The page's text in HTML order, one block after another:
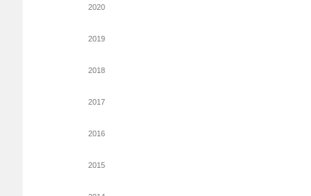
2020
2019
2018
2017
2016
2015